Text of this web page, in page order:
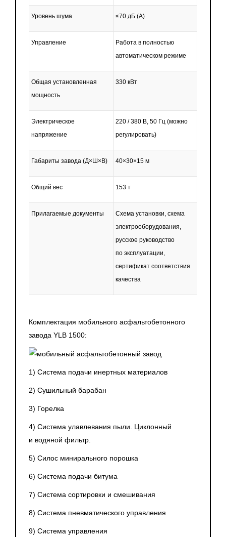
Уровень шума ≤70 дБ (A)
Управление
Работа в полностью
автоматическом режиме
Общая установленная
мощность
330 кВт
Электрическое
напряжение
220 / 380 В, 50 Гц (можно
регулировать)
Габариты завода (Д×Ш×В) 40×30×15 м
Общий вес 153 т
Прилагаемые документы
Схема установки, схема
электрооборудования,
русское руководство
по эксплуатации,
сертификат соответствия
качества
Комплектация мобильного асфальтобетонного
завода YLB 1500:
1) Система подачи инертных материалов
2) Сушильный барабан
3) Горелка
4) Система улавлевания пыли. Циклонный
и водяной фильтр.
5) Силос минирального порошка
6) Система подачи битума
7) Система сортировки и смешивания
8) Система пневматического управления
9) Система управления